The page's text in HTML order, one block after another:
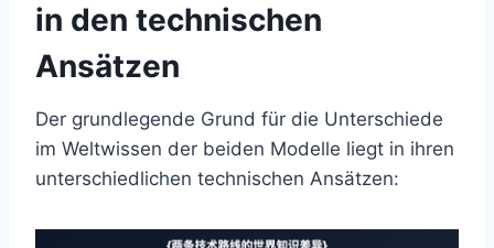
in den technischen
Ansätzen
Der grundlegende Grund für die Unterschiede
im Weltwissen der beiden Modelle liegt in ihren
unterschiedlichen technischen Ansätzen: